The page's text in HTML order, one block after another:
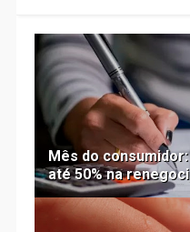
Mês do
até 50% na